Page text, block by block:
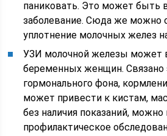
паниковать. Это может быть
заболевание. Сюда же можно
уплотнение молочных желез
УЗИ молочной железы может
беременных женщин. Связано
гормонального фона,
может привести к кистам,
без наличия показаний,
профилактическое